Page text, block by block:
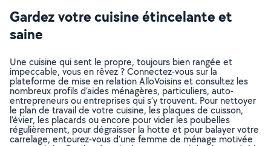
Gardez votre cuisine étincelante et
saine
Une cuisine qui sent le propre, toujours bien rangée et
impeccable, vous en rêvez ? Connectez-vous sur la
plateforme de mise en relation AlloVoisins et consultez les
nombreux profils d’aides ménagères, particuliers, auto-
entrepreneurs ou entreprises qui s’y trouvent. Pour nettoyer
le plan de travail de votre cuisine, les plaques de cuisson,
l’évier, les placards ou encore pour vider les poubelles
régulièrement, pour dégraisser la hotte et pour balayer votre
carrelage, entourez-vous d’une femme de ménage motivée